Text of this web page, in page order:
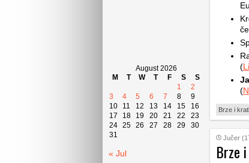
August 2026
M
T W T F S
S
1
2
3
4 5 6 7 8
9
10
11 12 13 14 15
16
17
18 19 20 21 22
23
24 25 26 27 28 29
30
31
« Jul
(
(
Brze i
Jučer
Brze